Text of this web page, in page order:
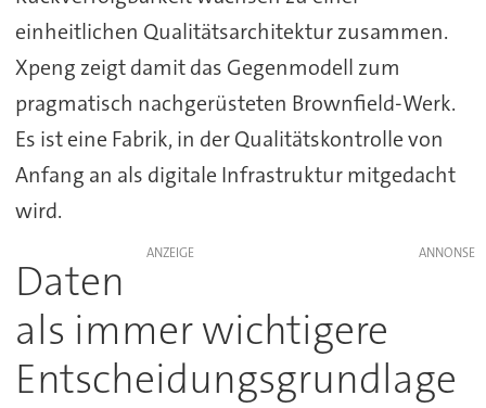
einheitlichen Qualitätsarchitektur zusammen.
Xpeng zeigt damit das Gegenmodell zum
pragmatisch nachgerüsteten Brownfield-Werk.
Es ist eine Fabrik, in der Qualitätskontrolle von
Anfang an als digitale Infrastruktur mitgedacht
wird.
ANZEIGE
Daten
als immer wichtigere
Entscheidungsgrundlage